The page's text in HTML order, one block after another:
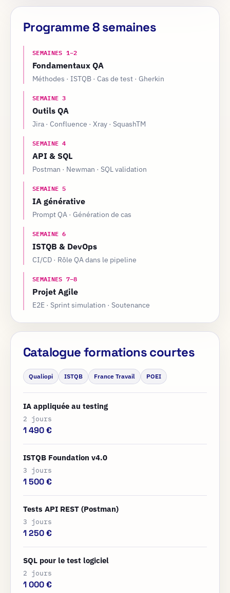
Programme 8 semaines
SEMAINES 1–2
Fondamentaux QA
Méthodes · ISTQB · Cas de test · Gherkin
SEMAINE 3
Outils QA
Jira · Confluence · Xray · SquashTM
SEMAINE 4
API & SQL
Postman · Newman · SQL validation
SEMAINE 5
IA générative
Prompt QA · Génération de cas
SEMAINE 6
ISTQB & DevOps
CI/CD · Rôle QA dans le pipeline
SEMAINES 7–8
Projet Agile
E2E · Sprint simulation · Soutenance
Catalogue formations courtes
Qualiopi ISTQB France Travail POEI
IA appliquée au testing
2 jours
1 490 €
ISTQB Foundation v4.0
3 jours
1 500 €
Tests API REST (Postman)
3 jours
1 250 €
SQL pour le test logiciel
2 jours
1 000 €